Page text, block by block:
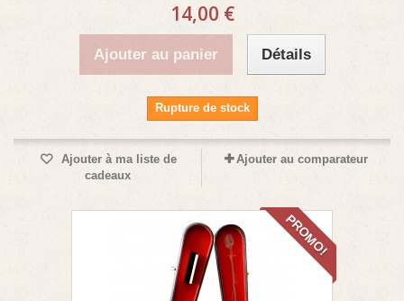
14,00 €
Ajouter au panier Détails
Rupture de stock
Ajouter à ma liste de
cadeaux
Ajouter au comparateur
PROMO!